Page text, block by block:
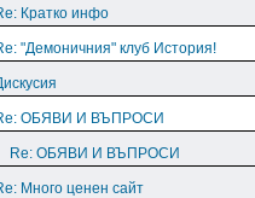
Кратко инфо
"Демоничния" клуб История!
ОБЯВИ И ВЪПРОСИ
Re: ОБЯВИ И ВЪПРОСИ
Много ценен сайт